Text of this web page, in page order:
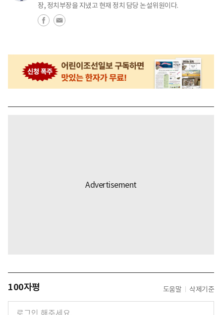
장, 정치부장을 지냈고 현재 정치 담당 논설위원이다.
100자평 도움말 삭제기준